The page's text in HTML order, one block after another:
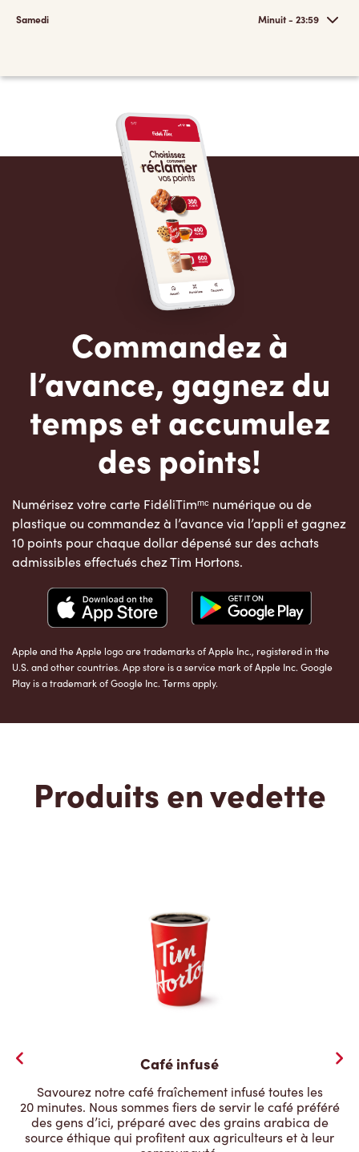
Samedi Minuit - 23:59
Commandez à
l’avance, gagnez du
temps et accumulez
des points!
Numérisez votre carte FidéliTimᵐᶜ numérique ou de
plastique ou commandez à l’avance via l’appli et gagnez
10 points pour chaque dollar dépensé sur des achats
admissibles effectués chez Tim Hortons.
Apple and the Apple logo are trademarks of Apple Inc., registered in the
U.S. and other countries. App store is a service mark of Apple Inc. Google
Play is a trademark of Google Inc. Terms apply.
Produits en vedette
Café infusé
Savourez notre café fraîchement infusé toutes les
20 minutes. Nous sommes fiers de servir le café préféré
des gens d’ici, préparé avec des grains arabica de
source éthique qui profitent aux agriculteurs et à leur